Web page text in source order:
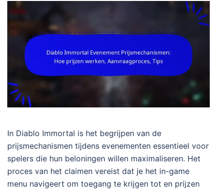
In Diablo Immortal is het begrijpen van de
prijsmechanismen tijdens evenementen essentieel voor
spelers die hun beloningen willen maximaliseren. Het
proces van het claimen vereist dat je het in-game
menu navigeert om toegang te krijgen tot en prijzen